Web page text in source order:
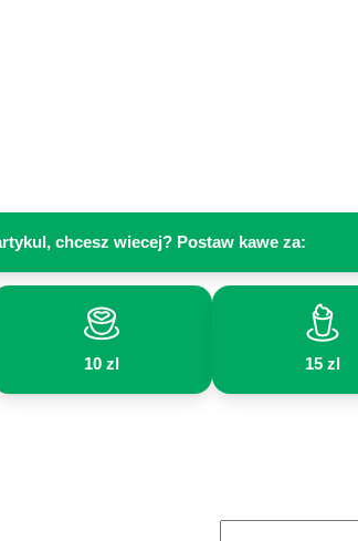
chcesz wiecej? Postaw kawe za:
10 zl 15 zl